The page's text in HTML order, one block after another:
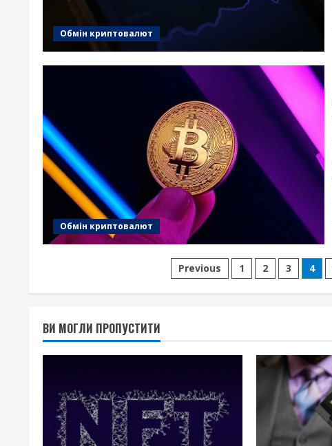
Обмін криптовалют
Обмін криптовалют
Пагінація
записів
Previous 1 2 3 4
ВИ МОГЛИ ПРОПУСТИТИ